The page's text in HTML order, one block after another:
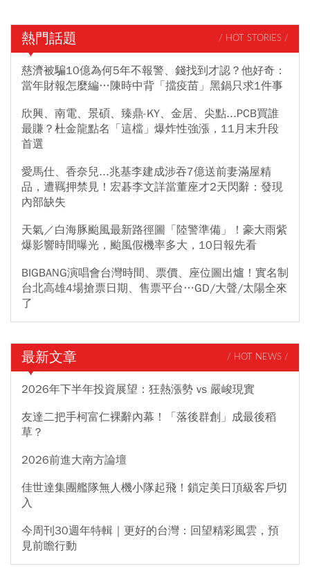
熱門話題 / HOT STORIES /
慈濟被騙10億為何5年不報警、錢找到才認？他好奇：
當年財報怎麼編…陳時中背「擋疫苗」黑鍋只求1件事
欣興、南電、景碩、臻鼎-KY、金居、尖點...PCB買誰
最賺？杜金龍點名「這檔」爆炸性強漲，11月末升段
首選
愛馬仕、香奈兒...兆基李建成涉吞7億送前妻滿屋精
品，遭羈押禁見！宏碁李文詳當董座才2天閃辭：發現
內部缺失
天氣／白海豚颱風最新路徑圖「陸警準備」！豪大雨紫
爆影響時間曝光，颱風假機率多大，10日報先看
BIGBANG演唱會台灣時間、票價、座位圖出爐！實名制
台北高雄4場搶票日期、售票平台…GD/大聲/太陽全來
了
最新文章 / HOT NEWS /
2026年下半年投資展望：狂熱漲勢 vs 嚴峻現實
友達二把手柯富仁裸辭內幕！「落後群創」成最後稻
草？
2026前進大南方論壇
佳世達集團艦隊無人機小隊起飛！鎖定美日頂級客戶切
入
今周刊30週年特輯｜更好的台灣：回望精彩風雲，預
見前瞻行動